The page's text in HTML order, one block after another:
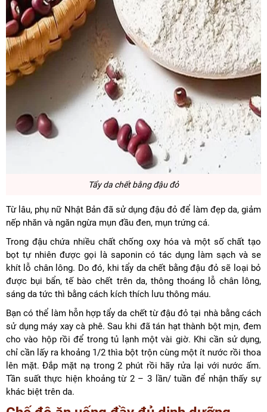
Tẩy da chết bằng đậu đỏ
Từ lâu, phụ nữ Nhật Bản đã sử dụng đậu đỏ để làm đẹp da, giảm
nếp nhăn và ngăn ngừa mụn đầu đen, mụn trứng cá.
Trong đậu chứa nhiều chất chống oxy hóa và một số chất tạo
bọt tự nhiên được gọi là saponin có tác dụng làm sạch và se
khít lỗ chân lông. Do đó, khi tẩy da chết bằng đậu đỏ sẽ loại bỏ
được bụi bẩn, tế bào chết trên da, thông thoáng lỗ chân lông,
sáng da tức thì bằng cách kích thích lưu thông máu.
Bạn có thể làm hỗn hợp tẩy da chết từ đậu đỏ tại nhà bằng cách
sử dụng máy xay cà phê. Sau khi đã tán hạt thành bột mịn, đem
cho vào hộp rồi để trong tủ lạnh một vài giờ. Khi cần sử dụng,
chỉ cần lấy ra khoảng 1/2 thìa bột trộn cùng một ít nước rồi thoa
lên mặt. Đắp mặt nạ trong 2 phút rồi hãy rửa lại với nước ấm.
Tần suất thực hiện khoảng từ 2 – 3 lần/ tuần để nhận thấy sự
khác biệt trên da.